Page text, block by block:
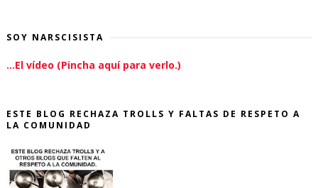
SOY NARSCISISTA
...El vídeo (Pincha aquí para verlo.)
ESTE BLOG RECHAZA TROLLS Y FALTAS DE RESPETO A
LA COMUNIDAD